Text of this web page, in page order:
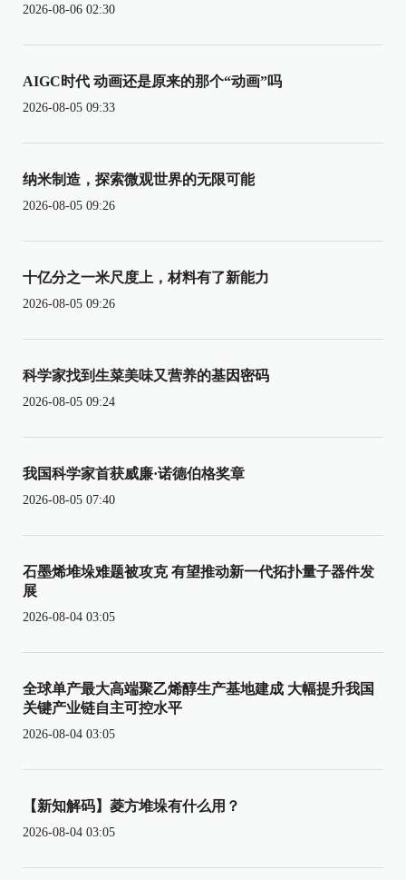
2026-08-06 02:30
AIGC时代 动画还是原来的那个“动画”吗
2026-08-05 09:33
纳米制造，探索微观世界的无限可能
2026-08-05 09:26
十亿分之一米尺度上，材料有了新能力
2026-08-05 09:26
科学家找到生菜美味又营养的基因密码
2026-08-05 09:24
我国科学家首获威廉·诺德伯格奖章
2026-08-05 07:40
石墨烯堆垛难题被攻克 有望推动新一代拓扑量子器件发
展
2026-08-04 03:05
全球单产最大高端聚乙烯醇生产基地建成 大幅提升我国
关键产业链自主可控水平
2026-08-04 03:05
【新知解码】菱方堆垛有什么用？
2026-08-04 03:05